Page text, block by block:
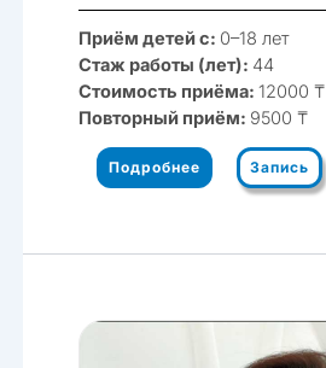
Приём детей с: 0–18 лет
Стаж работы (лет): 44
Стоимость приёма: 12000 ₸
Повторный приём: 9500 ₸
Подробнее Запись